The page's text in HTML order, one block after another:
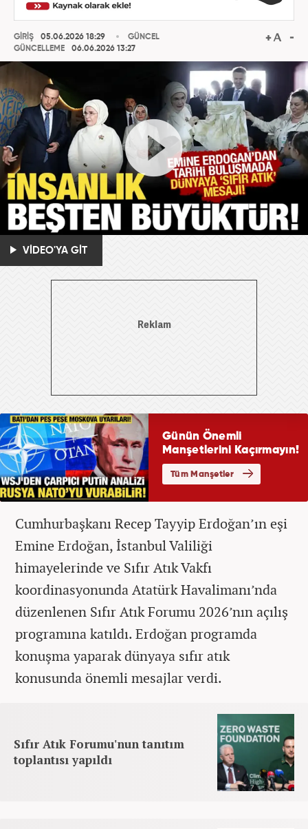
GİRİŞ
05.06.2026 18:29
GÜNCELLEME
06.06.2026 13:27
GÜNCEL
VİDEO'YA GİT
Cumhurbaşkanı Recep Tayyip Erdoğan’ın eşi
Emine Erdoğan, İstanbul Valiliği
himayelerinde ve Sıfır Atık Vakfı
koordinasyonunda Atatürk Havalimanı’nda
düzenlenen Sıfır Atık Forumu 2026’nın açılış
programına katıldı. Erdoğan programda
konuşma yaparak dünyaya sıfır atık
konusunda önemli mesajlar verdi.
Sıfır Atık Forumu'nun tanıtım
toplantısı yapıldı